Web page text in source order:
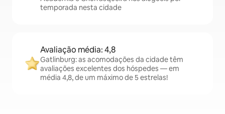
temporada nesta cidade
Avaliação média: 4,8
Gatlinburg: as acomodações da cidade têm
avaliações excelentes dos hóspedes — em
média 4,8, de um máximo de 5 estrelas!